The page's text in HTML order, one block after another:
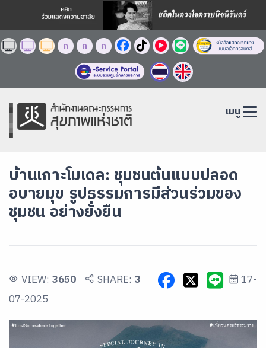
ก ก ก
เมนู
บ้านเกาะโมเดล: ชุมชนต้นแบบปลอด
อบายมุข รูปธรรมการมีส่วนร่วมของ
ชุมชน อย่างยั่งยืน
VIEW: 3650 SHARE: 3
17-
07-2025